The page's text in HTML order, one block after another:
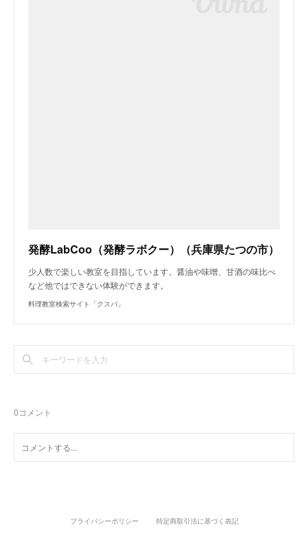
発酵LabCoo（発酵ラボクー）（兵庫県たつの市）
少人数で楽しい教室を目指しています。醤油や味噌、甘酒の味比べ
など他ではできない体験ができます。
料理教室検索サイト「クスパ」
0コメント
プライバシーポリシー 特定商取引法に基づく表記